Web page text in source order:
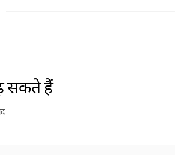
सकते हैं